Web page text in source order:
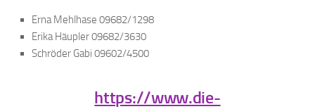
Erna Mehlhase 09682/1298
Erika Häupler 09682/3630
Schröder Gabi 09602/4500
https://www.die-